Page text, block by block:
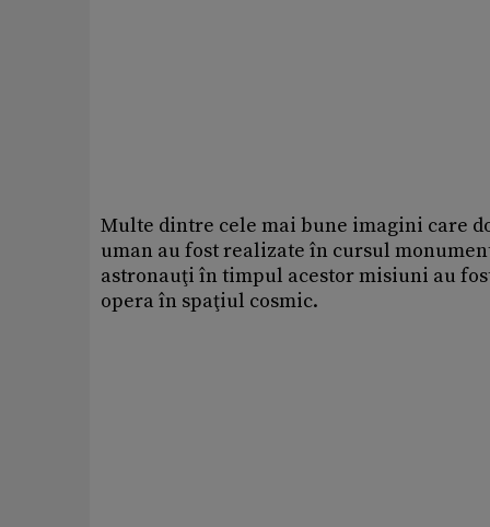
Multe dintre cele mai bune imagini care
uman au fost realizate în cursul
astronauţi în timpul acestor misiuni au
opera în spaţiul cosmic.